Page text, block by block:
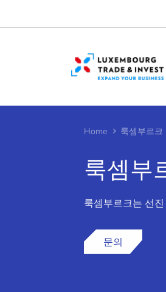
Home 룩셈부르크
룩셈부
룩셈부르크는 선
문의